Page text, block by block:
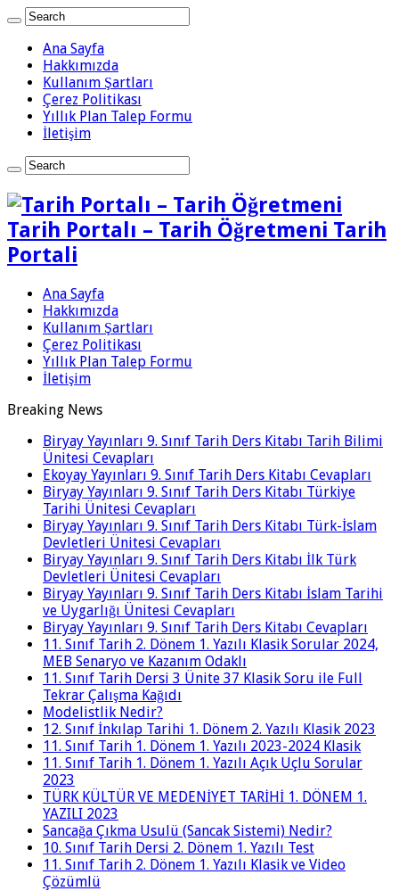
Ana Sayfa
Hakkımızda
Kullanım Şartları
Çerez Politikası
Yıllık Plan Talep Formu
İletişim
Tarih Portalı – Tarih Öğretmeni Tarih
Portali
Ana Sayfa
Hakkımızda
Kullanım Şartları
Çerez Politikası
Yıllık Plan Talep Formu
İletişim
Breaking News
Biryay Yayınları 9. Sınıf Tarih Ders Kitabı Tarih Bilimi
Ünitesi Cevapları
Ekoyay Yayınları 9. Sınıf Tarih Ders Kitabı Cevapları
Biryay Yayınları 9. Sınıf Tarih Ders Kitabı Türkiye
Tarihi Ünitesi Cevapları
Biryay Yayınları 9. Sınıf Tarih Ders Kitabı Türk-İslam
Devletleri Ünitesi Cevapları
Biryay Yayınları 9. Sınıf Tarih Ders Kitabı İlk Türk
Devletleri Ünitesi Cevapları
Biryay Yayınları 9. Sınıf Tarih Ders Kitabı İslam Tarihi
ve Uygarlığı Ünitesi Cevapları
Biryay Yayınları 9. Sınıf Tarih Ders Kitabı Cevapları
11. Sınıf Tarih 2. Dönem 1. Yazılı Klasik Sorular 2024,
MEB Senaryo ve Kazanım Odaklı
11. Sınıf Tarih Dersi 3 Ünite 37 Klasik Soru ile Full
Tekrar Çalışma Kağıdı
Modelistlik Nedir?
12. Sınıf İnkılap Tarihi 1. Dönem 2. Yazılı Klasik 2023
11. Sınıf Tarih 1. Dönem 1. Yazılı 2023-2024 Klasik
11. Sınıf Tarih 1. Dönem 1. Yazılı Açık Uçlu Sorular
2023
TÜRK KÜLTÜR VE MEDENİYET TARİHİ 1. DÖNEM 1.
YAZILI 2023
Sancağa Çıkma Usulü (Sancak Sistemi) Nedir?
10. Sınıf Tarih Dersi 2. Dönem 1. Yazılı Test
11. Sınıf Tarih 2. Dönem 1. Yazılı Klasik ve Video
Çözümlü